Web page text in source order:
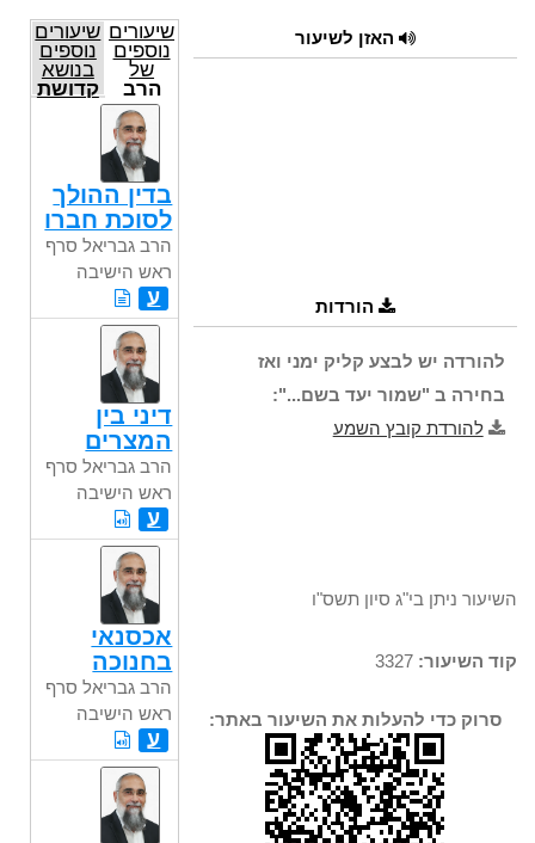
האזן לשיעור
הורדות
להורדה יש לבצע קליק ימני ואז
בחירה ב "שמור יעד בשם...":
להורדת קובץ השמע
השיעור ניתן בי"ג סיון תשס"ו
קוד השיעור:
סרוק כדי להעלות את השיעור באתר:
שיעורים
נוספים
של
הרב
גבריאל
סרף
ראש
הישיבה
שיעורים
נוספים
בנושא
קדושת
בדין ההולך
לסוכת חברו
הרב גבריאל סרף
ראש הישיבה
ע
דיני בין
המצרים
הרב גבריאל סרף
ראש הישיבה
ע
אכסנאי
בחנוכה
הרב גבריאל סרף
ראש הישיבה
ע